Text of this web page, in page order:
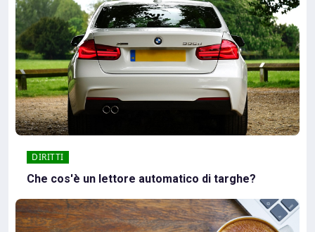
DIRITTI
Che cos'è un lettore automatico di targhe?